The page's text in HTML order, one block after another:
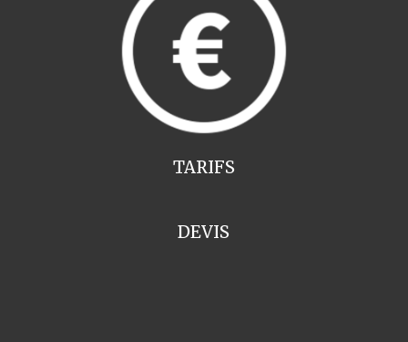
TARIFS
DEVIS